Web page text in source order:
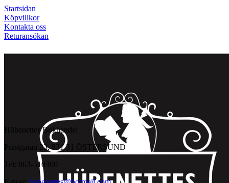
Startsidan
Köpvillkor
Kontakta oss
Returansökan
Hübenettes Bokhandel
Prästgatan 23, 831 31 ÖSTERSUND
Tel: 063-510300